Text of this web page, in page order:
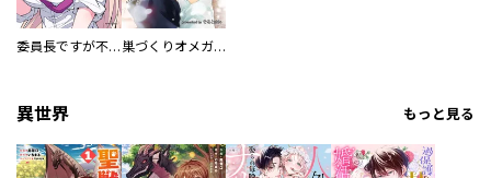
委員長ですが不良になるほど恋してます！ 巣づくりオメガバース
異世界 もっと見る